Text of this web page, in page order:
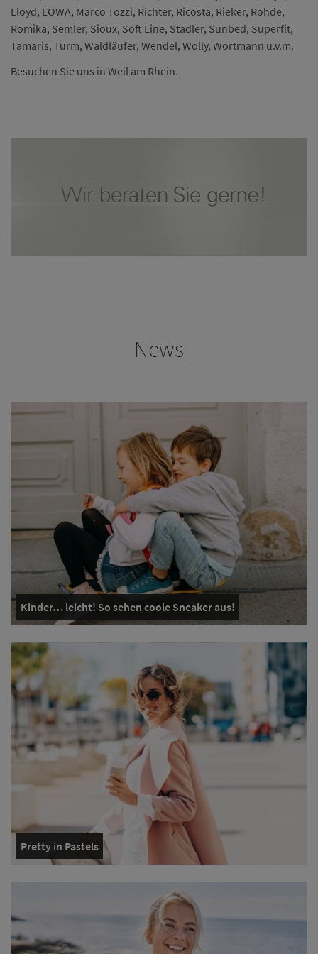
Lloyd, LOWA, Marco Tozzi, Richter, Ricosta, Rieker, Rohde,
Romika, Semler, Sioux, Soft Line, Stadler, Sunbed, Superfit,
Tamaris, Turm, Waldläufer, Wendel, Wolly, Wortmann u.v.m.
Besuchen Sie uns in Weil am Rhein.
News
Kinder… leicht! So sehen coole Sneaker aus!
Pretty in Pastels